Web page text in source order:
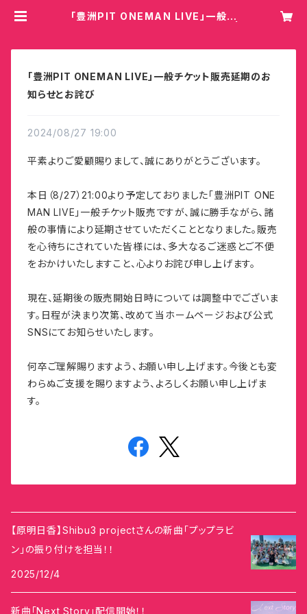
「豊洲PIT ONEMAN LIVE」一般チ
「豊洲PIT ONEMAN LIVE」一般チケット販売延期のお
知らせとお詫び
2024/08/27 19:00
平素よりご愛顧賜りまして、誠にありがとうございます。
本日（8/27）21:00より予定しておりました「豊洲PIT ONE
MAN LIVE」一般チケット販売ですが、誠に勝手ながら、諸
般の事情により延期させていただくこととなりました。販売
を心待ちにされていた皆様には、多大なるご迷惑とご不便
をおかけいたしますこと、心よりお詫び申し上げます。
現在、延期後の販売開始日時については調整中でございま
す。日程が決まり次第、改めて当ホームページおよび公式
SNSにてお知らせいたします。
何卒ご理解賜りますよう、お願い申し上げます。今後とも変
わらぬご支援を賜りますよう、よろしくお願い申し上げま
す。
【原明日香】Shibu3 projectさんの新曲「プップラビ
ン」の振り付けを担当！！
2025/12/4
新曲「Next Story」配信開始！！